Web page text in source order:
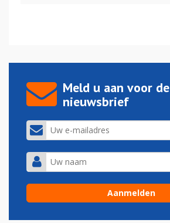
Meld u aan voor de
nieuwsbrief